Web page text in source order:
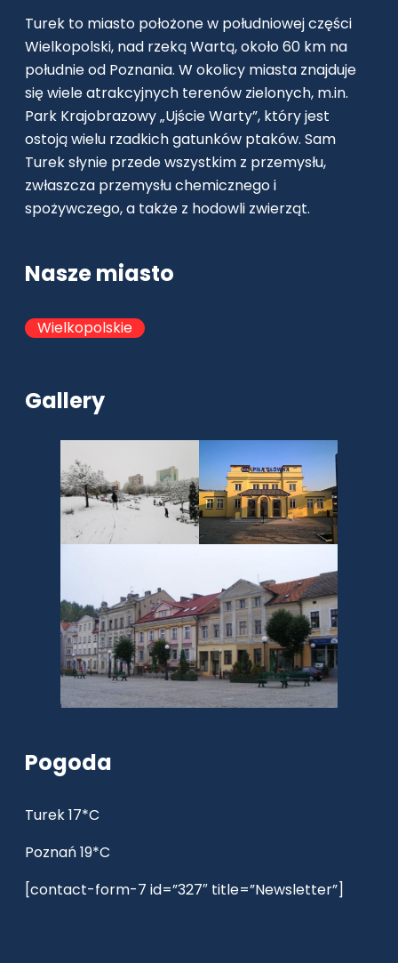
Turek to miasto położone w południowej części
Wielkopolski, nad rzeką Wartą, około 60 km na
południe od Poznania. W okolicy miasta znajduje
się wiele atrakcyjnych terenów zielonych, m.in.
Park Krajobrazowy „Ujście Warty”, który jest
ostoją wielu rzadkich gatunków ptaków. Sam
Turek słynie przede wszystkim z przemysłu,
zwłaszcza przemysłu chemicznego i
spożywczego, a także z hodowli zwierząt.
Nasze miasto
Wielkopolskie
Gallery
Pogoda
Turek 17*C
Poznań 19*C
[contact-form-7 id=”327″ title=”Newsletter”]